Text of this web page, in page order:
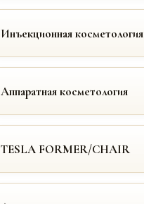
Инъекционная косметология
Аппаратная косметология
TESLA FORMER/CHAIR